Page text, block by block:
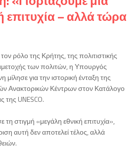
επιτυχία – αλλά τώρα
ρόλο της Κρήτης, της πολιτιστικής
των πολιτών, η Υπουργός
για την ιστορική ένταξη της
Ανακτορικών Κέντρων στον Κατάλογο
της UNESCO.
στιγμή «μεγάλη εθνική επιτυχία»,
αυτή δεν αποτελεί τέλος, αλλά